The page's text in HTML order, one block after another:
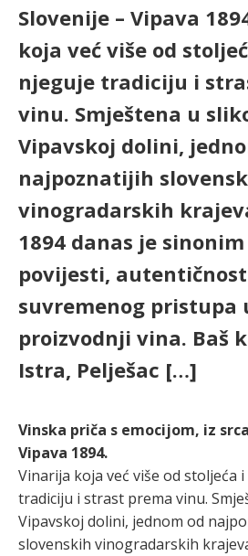
Slovenije – Vipava
koja već više od
njeguje tradiciju i
vinu. Smještena u
Vipavskoj dolini,
najpoznatijih
vinogradarskih
1894 danas je
povijesti,
suvremenog pristupa
proizvodnji vina. Baš
Istra, Pelješac […]
Vinska priča s emocijom, iz
Vipava 1894.
Vinarija koja već više od stoljeća
tradiciju i strast prema vinu.
Vipavskoj dolini, jednom od
slovenskih vinogradarskih